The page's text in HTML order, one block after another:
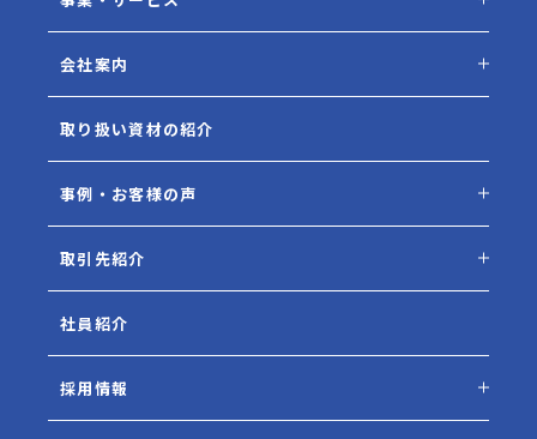
会社案内
取り扱い資材の紹介
事例・お客様の声
取引先紹介
社員紹介
採用情報